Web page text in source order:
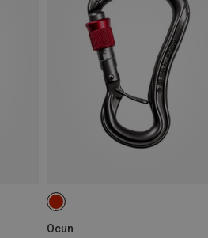
Ocun